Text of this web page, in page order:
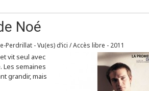
Noé
Perdrillat - Vu(es) d’ici / Accès libre - 2011
vit seul avec
Les semaines
grandir, mais